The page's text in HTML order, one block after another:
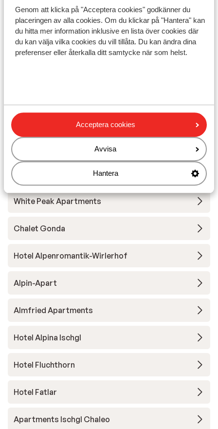
Genom att klicka på "Acceptera cookies" godkänner du
placeringen av alla cookies. Om du klickar på "Hantera" kan
du hitta mer information inklusive en lista över cookies där
du kan välja vilka cookies du vill tillåta. Du kan ändra dina
preferenser eller återkalla ditt samtycke när som helst.
Acceptera cookies
Avvisa
Hantera
Liftkort/Utrustning/Skidskola
Liftkort
Andra boenden i Silvretta Skiregion
White Peak Apartments
Chalet Gonda
Hotel Alpenromantik-Wirlerhof
Alpin-Apart
Almfried Apartments
Hotel Alpina Ischgl
Hotel Fluchthorn
Hotel Fatlar
Apartments Ischgl Chaleo